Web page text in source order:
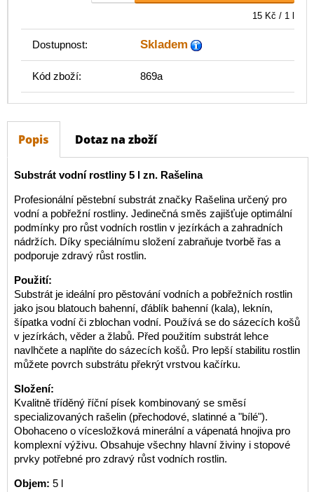
15 Kč / 1 l
Dostupnost: Skladem
Kód zboží: 869a
Popis Dotaz na zboží
Substrát vodní rostliny 5 l zn. Rašelina
Profesionální pěstební substrát značky Rašelina určený pro
vodní a pobřežní rostliny. Jedinečná směs zajišťuje optimální
podmínky pro růst vodních rostlin v jezírkách a zahradních
nádržích. Díky speciálnímu složení zabraňuje tvorbě řas a
podporuje zdravý růst rostlin.
Použití:
Substrát je ideální pro pěstování vodních a pobřežních rostlin
jako jsou blatouch bahenní, ďáblík bahenní (kala), leknín,
šípatka vodní či zblochan vodní. Používá se do sázecích košů
v jezírkách, věder a žlabů. Před použitím substrát lehce
navlhčete a naplňte do sázecích košů. Pro lepší stabilitu rostlin
můžete povrch substrátu překrýt vrstvou kačírku.
Složení:
Kvalitně tříděný říční písek kombinovaný se směsí
specializovaných rašelin (přechodové, slatinné a "bílé").
Obohaceno o vícesložková minerální a vápenatá hnojiva pro
komplexní výživu. Obsahuje všechny hlavní živiny i stopové
prvky potřebné pro zdravý růst vodních rostlin.
Objem: 5 l